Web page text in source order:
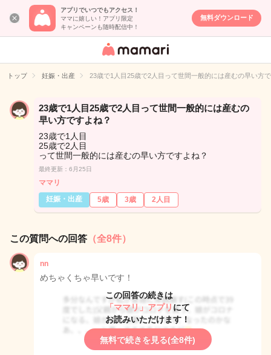
アプリでいつでもアクセス！
ママに嬉しい！アプリ限定
キャンペーンも随時配信中！
無料ダウンロード
女性専用匿名QA
イト
トップ 妊娠・出産 23歳で1人目25歳で2人目って世間一般的には産むの早い方
23歳で1人目25歳で2人目って世間一般的には産むの
早い方ですよね？
23歳で1人目
25歳で2人目
って世間一般的には産むの早い方ですよね？
最終更新：6月25日
ママリ
妊娠・出産
5歳 3歳 2人目
この質問への回答 （全8件）
nn
めちゃくちゃ早いです！
この回答の続きは
「ママリ」アプリ にて
お読みいただけます！
無料で続きを見る(全8件)